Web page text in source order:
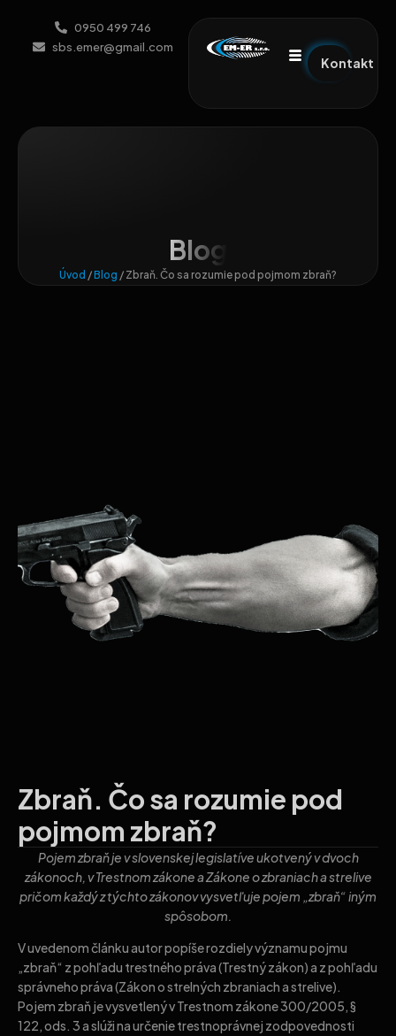
0950 499 746
sbs.emer@gmail.com
Kontakt
Blog
Úvod /Blog / Zbraň. Čo sa rozumie pod pojmom zbraň?
Zbraň. Čo sa rozumie pod
pojmom zbraň?
Pojem zbraň je v slovenskej legislatíve ukotvený v dvoch
zákonoch, v Trestnom zákone a Zákone o zbraniach a strelive
pričom každý z týchto zákonov vysvetľuje pojem „zbraň“ iným
spôsobom.
V uvedenom článku autor popíše rozdiely významu pojmu
„zbraň“ z pohľadu trestného práva (Trestný zákon) a z pohľadu
správneho práva (Zákon o strelných zbraniach a strelive).
Pojem zbraň je vysvetlený v Trestnom zákone 300/2005, §
122, ods. 3 a slúži na určenie trestnoprávnej zodpovednosti